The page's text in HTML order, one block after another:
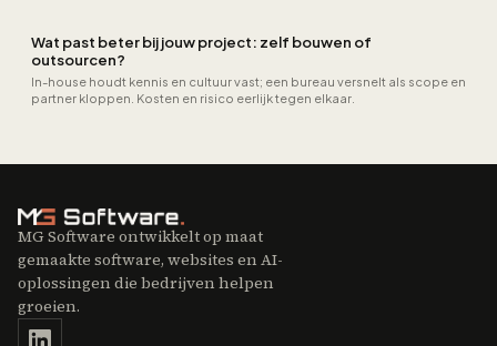
Wat past beter bij jouw project: zelf bouwen of
outsourcen?
In-house houdt kennis en cultuur vast; een bureau versnelt als scope en
partner kloppen. Kosten en risico eerlijk tegen elkaar.
MG Software ontwikkelt op maat
gemaakte software, websites en AI-
oplossingen die bedrijven helpen
groeien.